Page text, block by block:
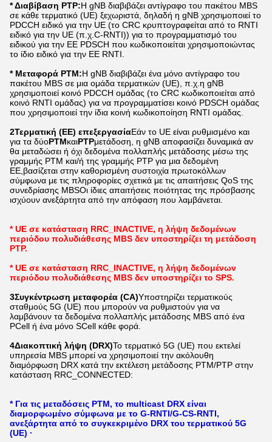
* Διαβίβαση PTP:Η gNB διαβιβάζει αντίγραφο του πακέτου MBS
σε κάθε τερματικό (UE) ξεχωριστά, δηλαδή η gNB χρησιμοποιεί το
PDCCH ειδικό για την UE (το CRC κρυπτογραφείται από το RNTI
ειδικό για την UE (π.χ.C-RNTI)) για το προγραμματισμό του
ειδικού για την ΕΕ PDSCH που κωδικοποιείται χρησιμοποιώντας
το ίδιο ειδικό για την ΕΕ RNTI.
* Μεταφορά PTM:Η gNB διαβιβάζει ένα μόνο αντίγραφο του
πακέτου MBS σε μια ομάδα τερματικών (UE), π.χ.η gNB
χρησιμοποιεί κοινό PDCCH ομάδας (το CRC κωδικοποιείται από
κοινό RNTI ομάδας) για να προγραμματίσει κοινό PDSCH ομάδας
που χρησιμοποιεί την ίδια κοινή κωδικοποίηση RNTI ομάδας.
2Τερματική (ΕΕ) επεξεργασίαΕάν το UE είναι ρυθμισμένο και
για τα δύοPTMκαιPTPμετάδοση, η gNB αποφασίζει δυναμικά αν
θα μεταδώσει ή όχι δεδομένα πολλαπλής μετάδοσης μέσω της
γραμμής PTM και/ή της γραμμής PTP για μια δεδομένη
ΕΕ,βασίζεται στην καθορισμένη συστοιχία πρωτοκόλλων
σύμφωνα με τις πληροφορίες σχετικά με τις απαιτήσεις QoS της
συνεδρίασης MBSΟι ίδιες απαιτήσεις ποιότητας της πρόσβασης
ισχύουν ανεξάρτητα από την απόφαση που λαμβάνεται.
* UE σε κατάσταση RRC_INACTIVE, η λήψη δεδομένων
περιόδου πολυδιάθεσης MBS δεν υποστηρίζει τη μετάδοση
PTP.
* UE σε κατάσταση RRC_INACTIVE, η λήψη δεδομένων
περιόδου πολυδιάθεσης MBS δεν υποστηρίζει το SPS.
3Συγκέντρωση μεταφορέα (CA)Υποστηρίζει τερματικούς
σταθμούς 5G (UE) που μπορούν να ρυθμιστούν για να
λαμβάνουν τα δεδομένα πολλαπλής μετάδοσης MBS από ένα
PCell ή ένα μόνο SCell κάθε φορά.
4Διακοπτική λήψη (DRX)Το τερματικό 5G (UE) που εκτελεί
υπηρεσία MBS μπορεί να χρησιμοποιεί την ακόλουθη
διαμόρφωση DRX κατά την εκτέλεση μετάδοσης PTM/PTP στην
κατάσταση RRC_CONNECTED:
* Για τις μεταδόσεις PTM, το multicast DRX είναι
διαμορφωμένο σύμφωνα με το G-RNTI/G-CS-RNTI,
ανεξάρτητα από το συγκεκριμένο DRX του τερματικού 5G
(UE) ·